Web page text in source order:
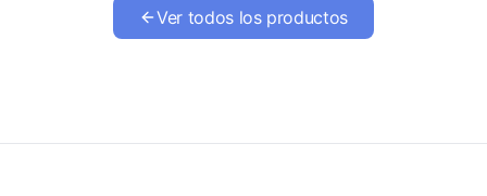
Ver todos los productos